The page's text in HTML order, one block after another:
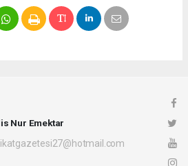
Nur Emektar